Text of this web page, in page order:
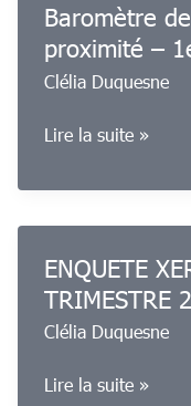
VIE
ECONOMIQUE
Baromètre
proximité –
Clélia Duquesne
Baromètre
entreprises
–
1er
trimestre
Lire la suite »
ENQUETE
TRIMESTRE
Clélia Duquesne
ENQUETE
Lire la suite »